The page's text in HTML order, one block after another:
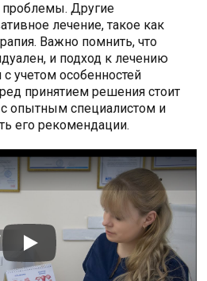
проблемы. Другие
лечение, такое как
Важно помнить, что
и подход к лечению
учетом особенностей
принятием решения стоит
с опытным специалистом и
его рекомендации.